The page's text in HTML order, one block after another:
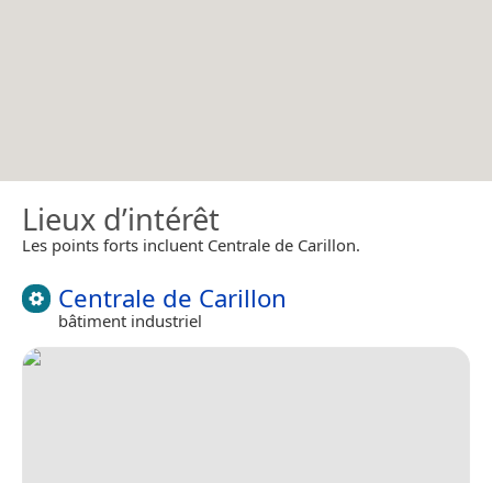
Lieux d’intérêt
Les points forts incluent Centrale de Carillon.
Centrale de Carillon
bâtiment industriel